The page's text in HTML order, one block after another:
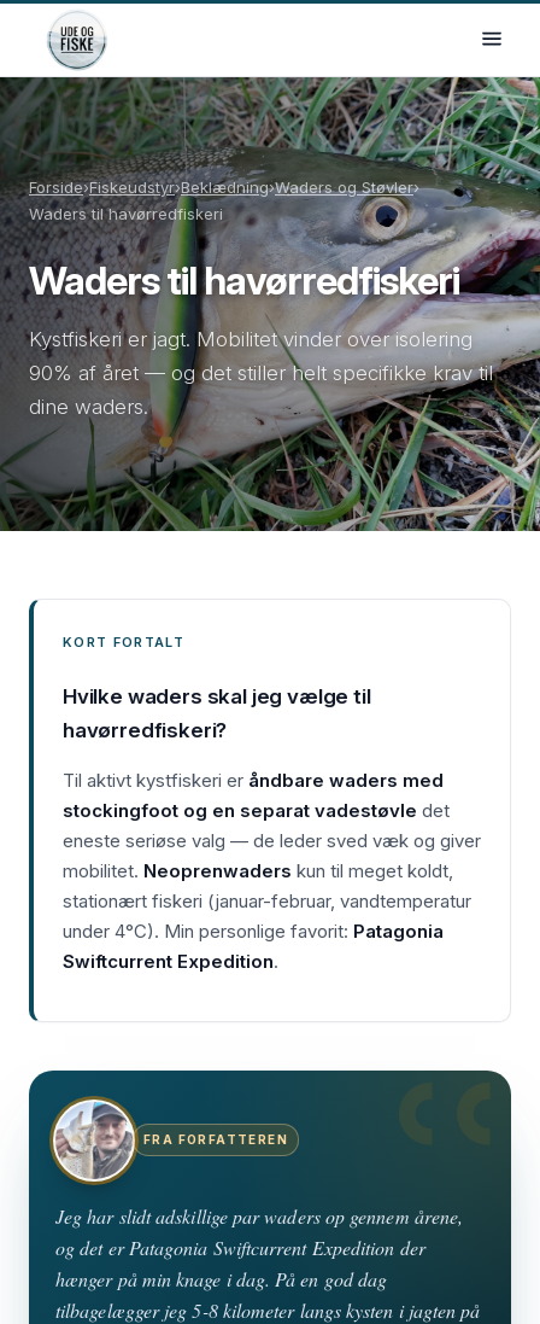
Forside›Fiskeudstyr›Beklædning›Waders og Støvler›
Waders til havørredfiskeri
Waders til havørredfiskeri
Kystfiskeri er jagt. Mobilitet vinder over isolering
90% af året — og det stiller helt specifikke krav til
dine waders.
KORT FORTALT
Hvilke waders skal jeg vælge til
havørredfiskeri?
Til aktivt kystfiskeri er åndbare waders med
stockingfoot og en separat vadestøvle det
eneste seriøse valg — de leder sved væk og giver
mobilitet. Neoprenwaders kun til meget koldt,
stationært fiskeri (januar-februar, vandtemperatur
under 4°C). Min personlige favorit: Patagonia
Swiftcurrent Expedition.
FRA FORFATTEREN
Jeg har slidt adskillige par waders op gennem årene,
og det er Patagonia Swiftcurrent Expedition der
hænger på min knage i dag. På en god dag
tilbagelægger jeg 5-8 kilometer langs kysten i jagten på